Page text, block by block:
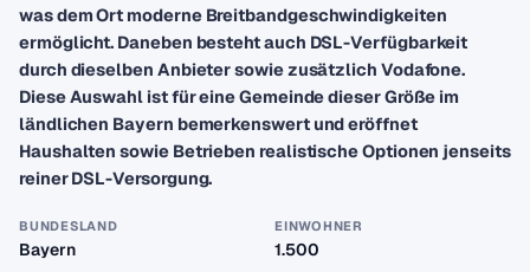
was dem Ort moderne Breitbandgeschwindigkeiten
ermöglicht. Daneben besteht auch DSL-Verfügbarkeit
durch dieselben Anbieter sowie zusätzlich Vodafone.
Diese Auswahl ist für eine Gemeinde dieser Größe im
ländlichen Bayern bemerkenswert und eröffnet
Haushalten sowie Betrieben realistische Optionen jenseits
reiner DSL-Versorgung.
BUNDESLAND
Bayern
EINWOHNER
1.500